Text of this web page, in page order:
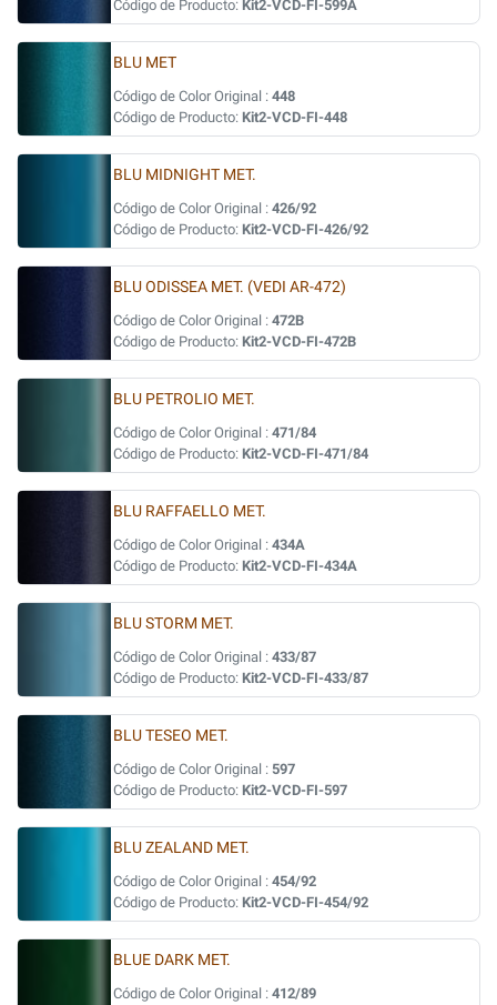
Código de Producto: Kit2-VCD-FI-599A
BLU MET
Código de Color Original : 448
Código de Producto: Kit2-VCD-FI-448
BLU MIDNIGHT MET.
Código de Color Original : 426/92
Código de Producto: Kit2-VCD-FI-426/92
BLU ODISSEA MET. (VEDI AR-472)
Código de Color Original : 472B
Código de Producto: Kit2-VCD-FI-472B
BLU PETROLIO MET.
Código de Color Original : 471/84
Código de Producto: Kit2-VCD-FI-471/84
BLU RAFFAELLO MET.
Código de Color Original : 434A
Código de Producto: Kit2-VCD-FI-434A
BLU STORM MET.
Código de Color Original : 433/87
Código de Producto: Kit2-VCD-FI-433/87
BLU TESEO MET.
Código de Color Original : 597
Código de Producto: Kit2-VCD-FI-597
BLU ZEALAND MET.
Código de Color Original : 454/92
Código de Producto: Kit2-VCD-FI-454/92
BLUE DARK MET.
Código de Color Original : 412/89